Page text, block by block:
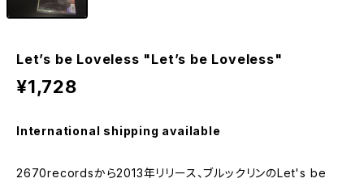
Let’s be Loveless "Let’s be Loveless"
¥1,728
International shipping available
2670recordsから2013年リリース、ブルックリンのLet's be